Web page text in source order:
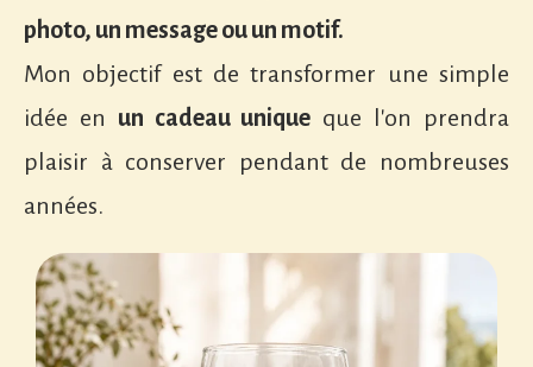
photo, un message ou un motif.
Mon objectif est de transformer une simple
idée en un cadeau unique que l'on prendra
plaisir à conserver pendant de nombreuses
années.